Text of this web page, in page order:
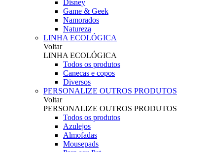
Disney
Game & Geek
Namorados
Natureza
LINHA ECOLÓGICA
Voltar
LINHA ECOLÓGICA
Todos os produtos
Canecas e copos
Diversos
PERSONALIZE OUTROS PRODUTOS
Voltar
PERSONALIZE OUTROS PRODUTOS
Todos os produtos
Azulejos
Almofadas
Mousepads